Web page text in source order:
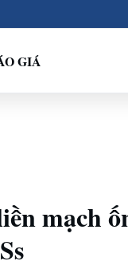
GIÁ
mạch